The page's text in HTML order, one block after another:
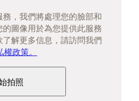
，我們將處理您的臉部和
圖像用於為您提供此服務
解更多信息，請訪問我們
權政策。
拍照